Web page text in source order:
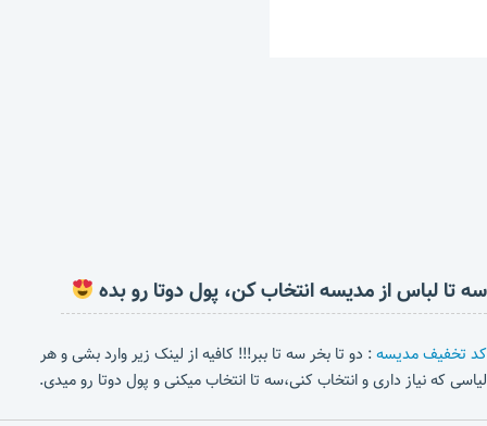
سه تا لباس از مدیسه انتخاب کن، پول دوتا رو بده
کد تخفیف مدیسه: دو تا بخر سه تا ببر!!! کافیه از لینک زیر وارد بشی و هر
لیاسی که نیاز داری و انتخاب کنی،سه تا انتخاب میکنی و پول دوتا رو میدی.